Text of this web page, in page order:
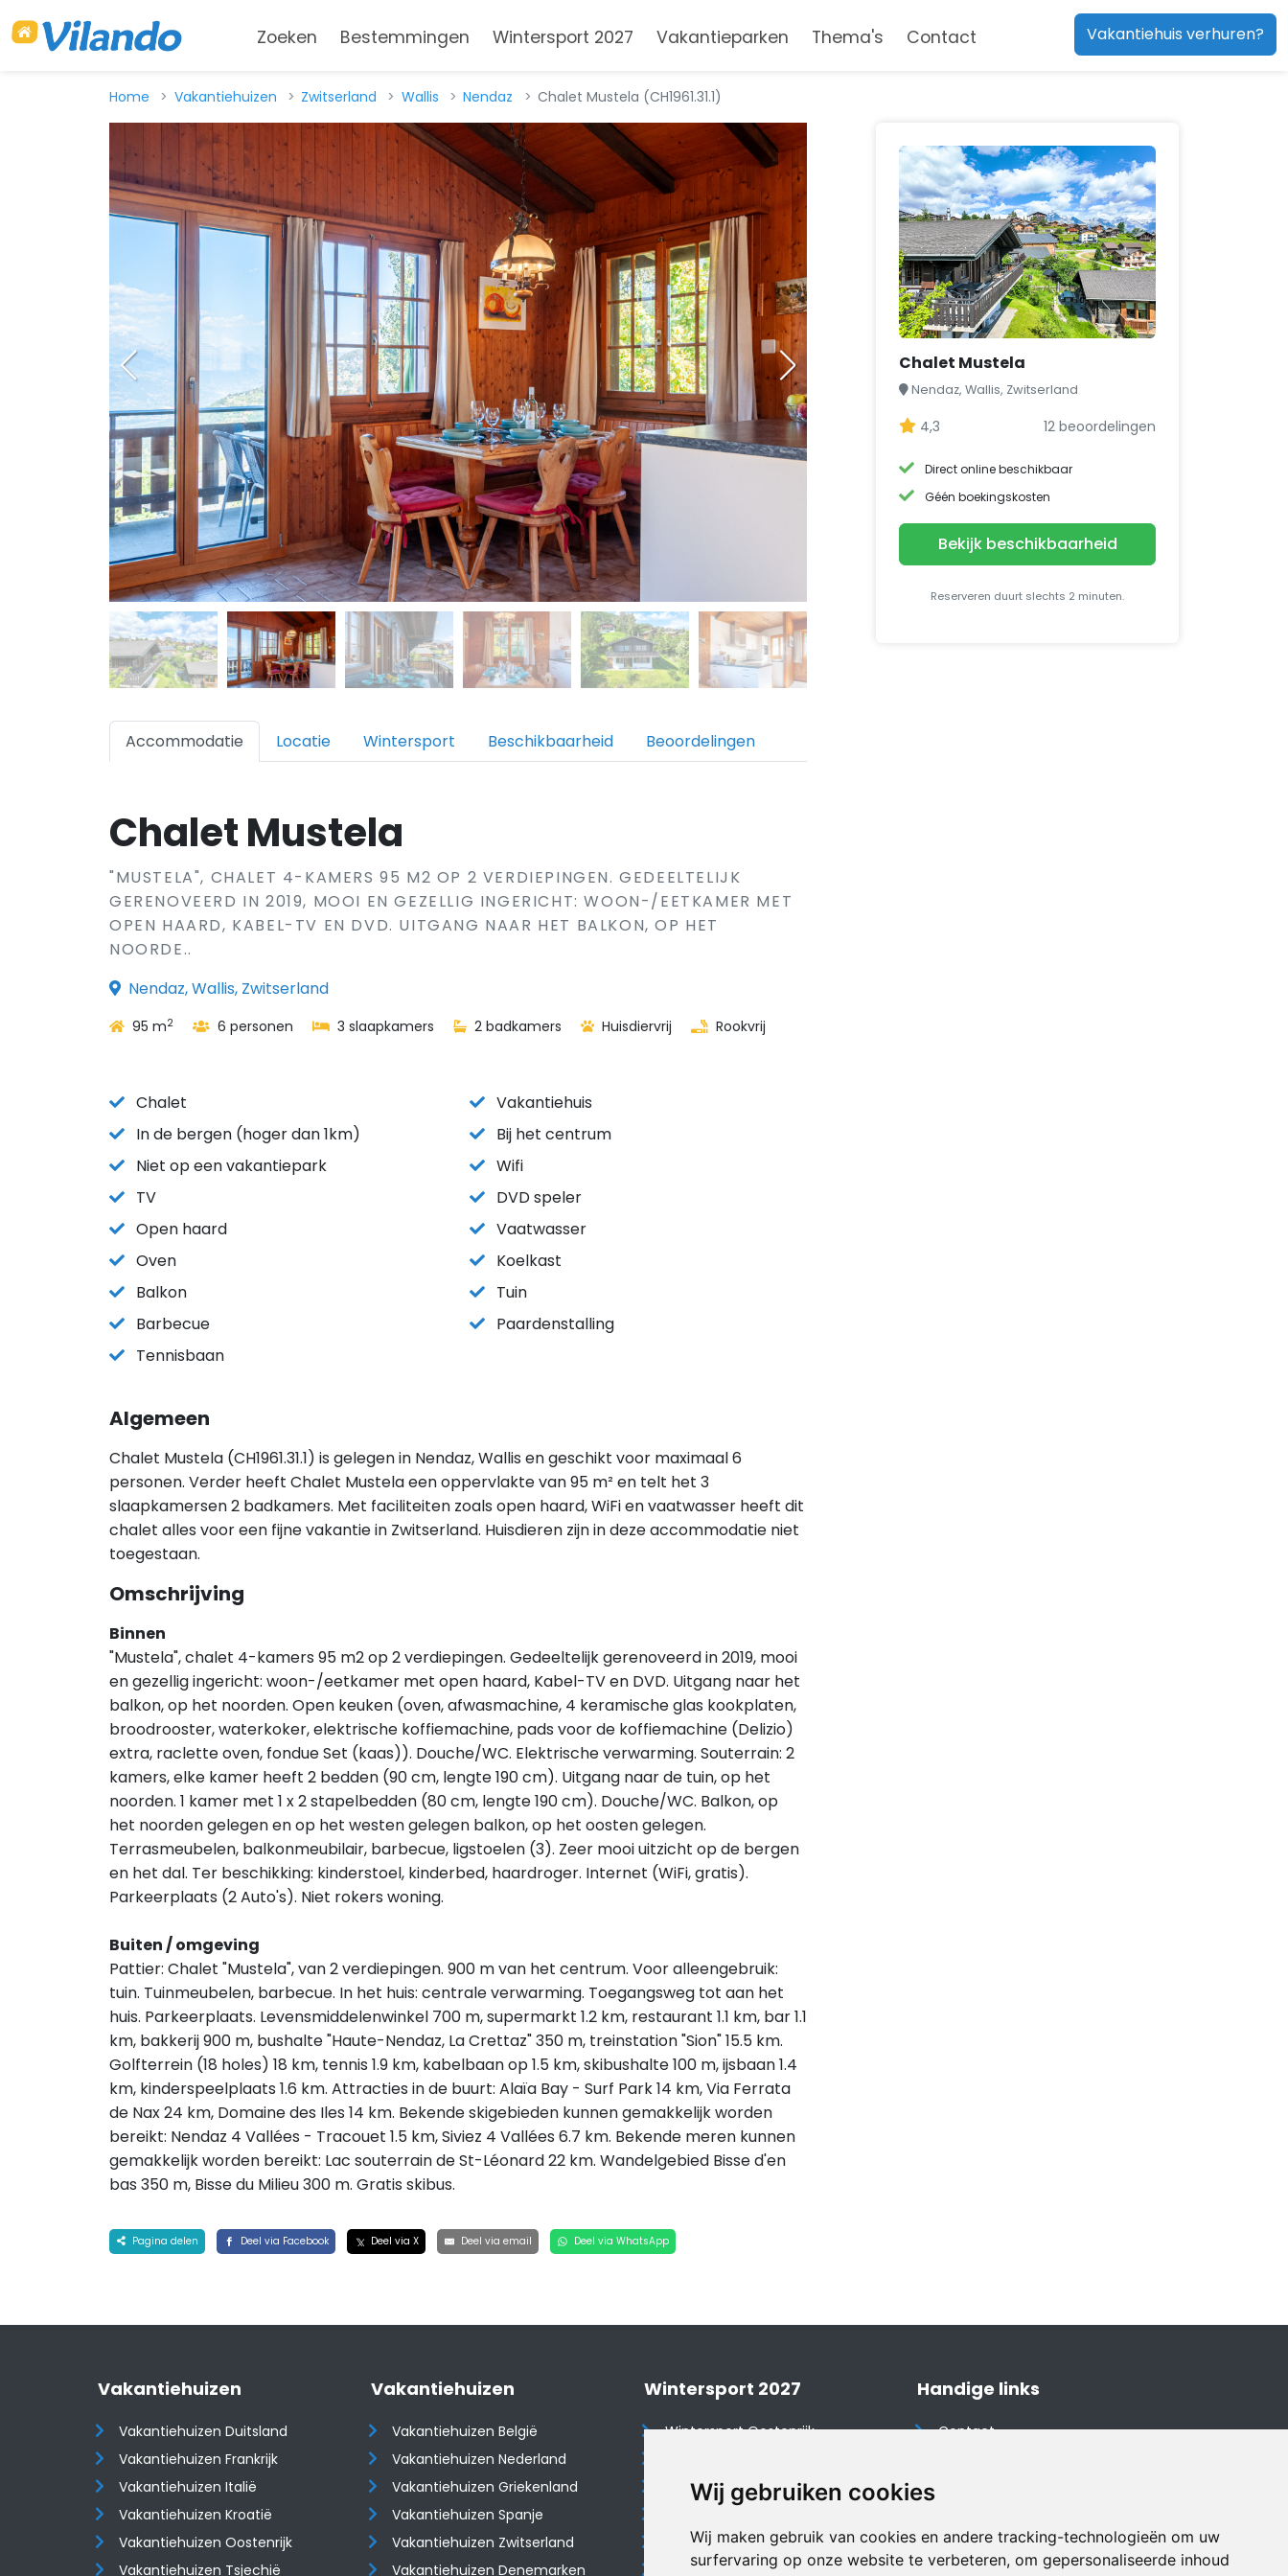
Wij gebruiken cookies
Wij maken gebruik van cookies en andere tracking-technologieën om uw
surfervaring op onze website te verbeteren, om gepersonaliseerde inhoud
Zoeken Bestemmingen Wintersport 2027 Vakantieparken Thema's Contact Vakantiehuis verhuren?
Home Vakantiehuizen Zwitserland Wallis Nendaz Chalet Mustela (CH1961.31.1)
Accommodatie Locatie Wintersport Beschikbaarheid Beoordelingen
Chalet Mustela
"MUSTELA", CHALET 4-KAMERS 95 M2 OP 2 VERDIEPINGEN. GEDEELTELIJK
GERENOVEERD IN 2019, MOOI EN GEZELLIG INGERICHT: WOON-/EETKAMER MET
OPEN HAARD, KABEL-TV EN DVD. UITGANG NAAR HET BALKON, OP HET
NOORDE..
Nendaz, Wallis, Zwitserland
95 m2 6 personen 3 slaapkamers 2 badkamers Huisdiervrij Rookvrij
Chalet
Vakantiehuis
In de bergen (hoger dan 1km)
Bij het centrum
Niet op een vakantiepark
Wifi
TV
DVD speler
Open haard
Vaatwasser
Oven
Koelkast
Balkon
Tuin
Barbecue
Paardenstalling
Tennisbaan
Algemeen
Chalet Mustela (CH1961.31.1) is gelegen in Nendaz, Wallis en geschikt voor maximaal 6
personen. Verder heeft Chalet Mustela een oppervlakte van 95 m² en telt het 3
slaapkamersen 2 badkamers. Met faciliteiten zoals open haard, WiFi en vaatwasser heeft dit
chalet alles voor een fijne vakantie in Zwitserland. Huisdieren zijn in deze accommodatie niet
toegestaan.
Omschrijving
Binnen
"Mustela", chalet 4-kamers 95 m2 op 2 verdiepingen. Gedeeltelijk gerenoveerd in 2019, mooi
en gezellig ingericht: woon-/eetkamer met open haard, Kabel-TV en DVD. Uitgang naar het
balkon, op het noorden. Open keuken (oven, afwasmachine, 4 keramische glas kookplaten,
broodrooster, waterkoker, elektrische koffiemachine, pads voor de koffiemachine (Delizio)
extra, raclette oven, fondue Set (kaas)). Douche/WC. Elektrische verwarming. Souterrain: 2
kamers, elke kamer heeft 2 bedden (90 cm, lengte 190 cm). Uitgang naar de tuin, op het
noorden. 1 kamer met 1 x 2 stapelbedden (80 cm, lengte 190 cm). Douche/WC. Balkon, op
het noorden gelegen en op het westen gelegen balkon, op het oosten gelegen.
Terrasmeubelen, balkonmeubilair, barbecue, ligstoelen (3). Zeer mooi uitzicht op de bergen
en het dal. Ter beschikking: kinderstoel, kinderbed, haardroger. Internet (WiFi, gratis).
Parkeerplaats (2 Auto's). Niet rokers woning.
Buiten / omgeving
Pattier: Chalet "Mustela", van 2 verdiepingen. 900 m van het centrum. Voor alleengebruik:
tuin. Tuinmeubelen, barbecue. In het huis: centrale verwarming. Toegangsweg tot aan het
huis. Parkeerplaats. Levensmiddelenwinkel 700 m, supermarkt 1.2 km, restaurant 1.1 km, bar 1.1
km, bakkerij 900 m, bushalte "Haute-Nendaz, La Crettaz" 350 m, treinstation "Sion" 15.5 km.
Golfterrein (18 holes) 18 km, tennis 1.9 km, kabelbaan op 1.5 km, skibushalte 100 m, ijsbaan 1.4
km, kinderspeelplaats 1.6 km. Attracties in de buurt: Alaïa Bay - Surf Park 14 km, Via Ferrata
de Nax 24 km, Domaine des Iles 14 km. Bekende skigebieden kunnen gemakkelijk worden
bereikt: Nendaz 4 Vallées - Tracouet 1.5 km, Siviez 4 Vallées 6.7 km. Bekende meren kunnen
gemakkelijk worden bereikt: Lac souterrain de St-Léonard 22 km. Wandelgebied Bisse d'en
bas 350 m, Bisse du Milieu 300 m. Gratis skibus.
Pagina delen Deel via Facebook Deel via X Deel via email Deel via WhatsApp
Chalet Mustela
Nendaz, Wallis, Zwitserland
4,3 12 beoordelingen
Direct online beschikbaar
Géén boekingskosten
Bekijk beschikbaarheid
Reserveren duurt slechts 2 minuten.
Vakantiehuizen
Vakantiehuizen Duitsland
Vakantiehuizen Frankrijk
Vakantiehuizen Italië
Vakantiehuizen Kroatië
​​​​​​​Vakantiehuizen Oostenrijk
Vakantiehuizen Tsjechië
Vakantiehuizen
Vakantiehuizen België
Vakantiehuizen Nederland
Vakantiehuizen Griekenland
Vakantiehuizen Spanje
​​​​​​​Vakantiehuizen Zwitserland
Vakantiehuizen Denemarken
Wintersport 2027
Wintersport Oostenrijk
Wintersport Tsjechië
Wintersport Duitsland
Wintersport Italië
Handige links
Contact
Disclaimer
Vakantiehuis website